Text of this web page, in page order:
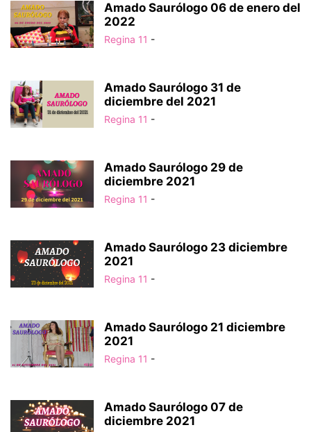
Amado Saurólogo 06 de enero del
2022
Regina 11 -
Amado Saurólogo 31 de
diciembre del 2021
Regina 11 -
Amado Saurólogo 29 de
diciembre 2021
Regina 11 -
Amado Saurólogo 23 diciembre
2021
Regina 11 -
Amado Saurólogo 21 diciembre
2021
Regina 11 -
Amado Saurólogo 07 de
diciembre 2021